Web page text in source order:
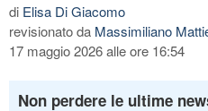
di Elisa Di Giacomo
revisionato da Massimiliano
17 maggio 2026 alle ore 16:54
Non perdere le ultime